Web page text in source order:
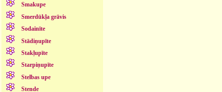
Smakupe
Smerdūkļa grāvis
Sodainīte
Stādiņupīte
Stakļupīte
Starpiņupīte
Stelbas upe
Stende